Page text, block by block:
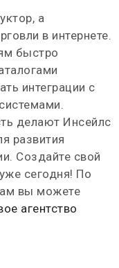
а
в интернете.
быстро
интеграции с
делают Инсейлс
развития
Создайте свой
сегодня! По
вы можете
агентство